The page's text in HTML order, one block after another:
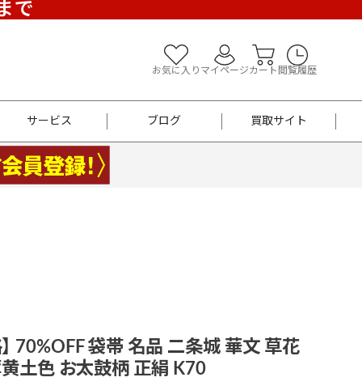
で
お気に入り マイページカート 閲覧履歴
サービス ブログ 買取サイト
】 70%OFF 袋帯 名品 二条城 華文 草花
土色 お太鼓柄 正絹 K70